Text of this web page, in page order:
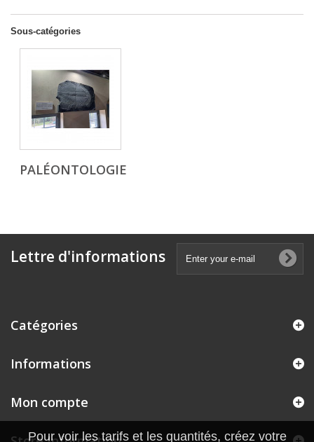
Pour voir les tarifs et les quantités, créez votre
Sous-catégories
PALÉONTOLOGIE
Lettre d'informations
Catégories
Informations
Mon compte